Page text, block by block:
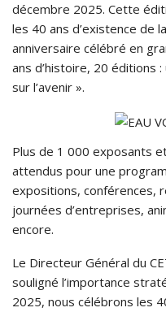
décembre 2025. Cette
les 40 ans d’existence de
anniversaire célébré en
ans d’histoire, 20 éditions
sur l’avenir ».
Plus de 1 000 exposants
attendus pour une
expositions, conférences,
journées d’entreprises,
encore.
Le Directeur Général du
souligné l’importance
2025, nous célébrons les